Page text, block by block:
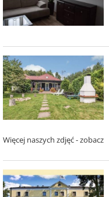
Więcej naszych zdjęć - zobacz